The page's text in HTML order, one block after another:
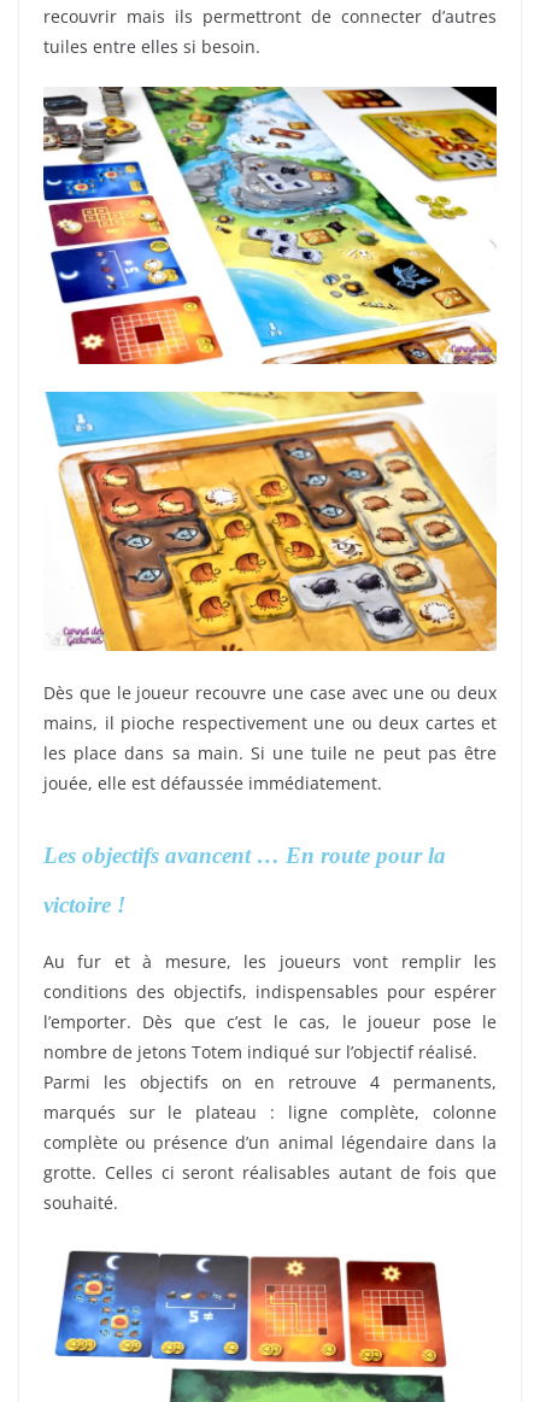
recouvrir mais ils permettront de connecter d’autres
tuiles entre elles si besoin.
Dès que le joueur recouvre une case avec une ou deux
mains, il pioche respectivement une ou deux cartes et
les place dans sa main. Si une tuile ne peut pas être
jouée, elle est défaussée immédiatement.
Les objectifs avancent … En route pour la
victoire !
Au fur et à mesure, les joueurs vont remplir les
conditions des objectifs, indispensables pour espérer
l’emporter. Dès que c’est le cas, le joueur pose le
nombre de jetons Totem indiqué sur l’objectif réalisé.
Parmi les objectifs on en retrouve 4 permanents,
marqués sur le plateau : ligne complète, colonne
complète ou présence d’un animal légendaire dans la
grotte. Celles ci seront réalisables autant de fois que
souhaité.